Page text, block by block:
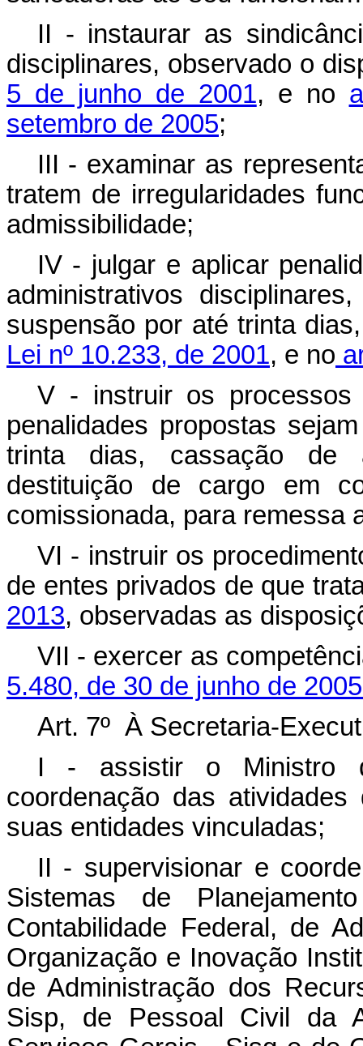
II - instaurar as
disciplinares, observado o
5 de junho de 2001, e no
setembro de 2005;
III - examinar as
tratem de irregularidades
admissibilidade;
IV - julgar e aplicar
administrativos
suspensão por até trinta
Lei nº 10.233, de 2001, e no
V - instruir os processos
penalidades propostas
trinta dias, cassação de
destituição de cargo em
comissionada, para remessa
VI - instruir os
de entes privados de que
2013, observadas as
VII - exercer as
5.480, de 30 de junho de
Art. 7º À Secretaria-
I - assistir o Ministro
coordenação das
suas entidades vinculadas;
II - supervisionar e
Sistemas de
Contabilidade Federal, de
Organização e Inovação
de Administração dos
Sisp, de Pessoal Civil da